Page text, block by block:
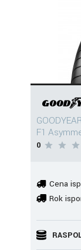
F1
0
Cena
Rok